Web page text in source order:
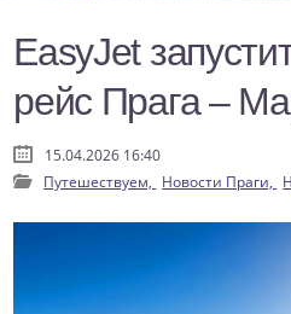
EasyJet
рейс Прага –
15.04.2026 16:40
Путешествуем, Новости Праги,